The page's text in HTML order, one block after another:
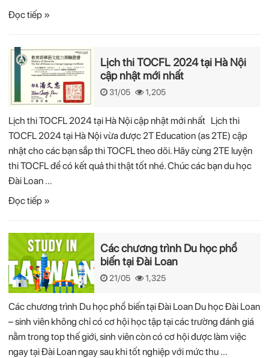
Đọc tiếp »
Lịch thi TOCFL 2024 tại Hà Nội
cập nhật mới nhất
31/05 1,205
Lịch thi TOCFL 2024 tại Hà Nội cập nhật mới nhất Lịch thi
TOCFL 2024 tại Hà Nội vừa được 2T Education (as 2TE) cập
nhật cho các bạn sắp thi TOCFL theo dõi. Hãy cùng 2TE luyện
thi TOCFL để có kết quả thi thật tốt nhé. Chúc các bạn du học
Đài Loan …
Đọc tiếp »
Các chương trình Du học phổ
biến tại Đài Loan
21/05 1,325
Các chương trình Du học phổ biến tại Đài Loan Du học Đài Loan
– sinh viên không chỉ có cơ hội học tập tại các trường đánh giá
nằm trong top thế giới, sinh viên còn có cơ hội được làm việc
ngay tại Đài Loan ngay sau khi tốt nghiệp với mức thu …